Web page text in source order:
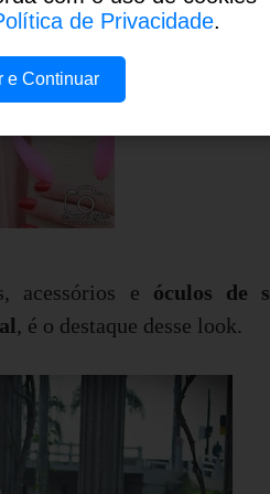
acessórios e óculos de
, é o destaque desse look.
de Privacidade.
e Continuar